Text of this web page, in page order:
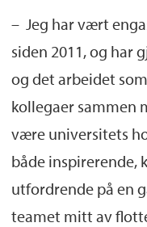
– Jeg har vært
siden 2011, og har
og det arbeidet
kollegaer sammen
være universitets
både inspirerende,
utfordrende på en
teamet mitt av